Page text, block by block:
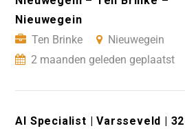
Nieuwegein
Ten Brinke
Nieuwegein
2 maanden geleden geplaatst
AI Specialist | Varsseveld |